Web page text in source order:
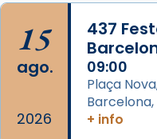
que les santes
Semproniana
eterna”) són
frare Joan Gaspar
que les santes
Mataró en
...
15
ago.
2026
437
09:00
Plaça
+ info